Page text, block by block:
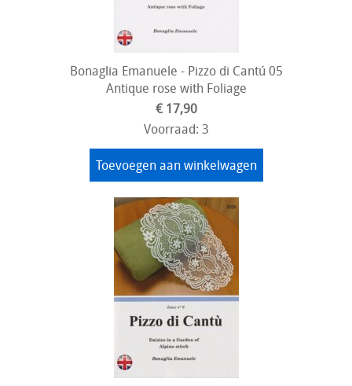
Bonaglia Emanuele - Pizzo di Cantú 05
Antique rose with Foliage
€ 17,90
Voorraad: 3
Toevoegen aan winkelwagen